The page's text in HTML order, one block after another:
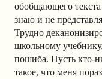
обобщающего
знаю и не
Трудно
школьному
пошиба. Пусть кто-
такое, что меня